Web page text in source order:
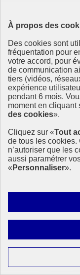
À propos des
Des cookies sont
fréquentation pour
votre accord, pour
de communication
tiers (vidéos,
expérience
pendant 6 mois.
moment en cliquant
des cookies».
Cliquez sur «Tout
de tous les cookies.
n’autoriser que les
aussi paramétrer
« Personnaliser».
Un nouveau
durable liés à
La FAO évalue les
Objectifs de
réussites et les retards
15 octobre 2025 - À